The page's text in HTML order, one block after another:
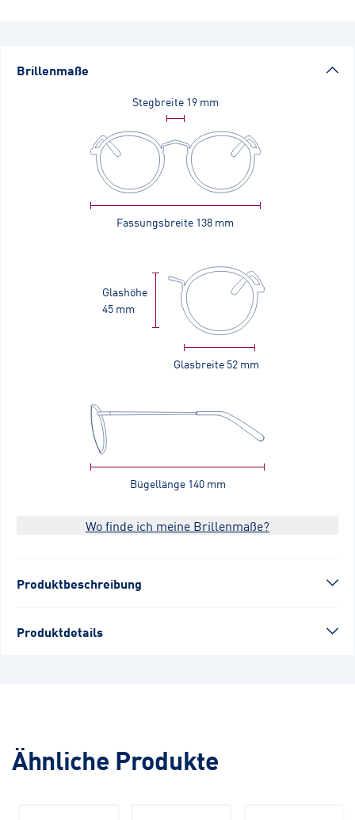
Brillenmaße
Stegbreite 19 mm
Fassungsbreite 138 mm
Glasbreite 52 mm
Glashöhe
45 mm
Bügellänge 140 mm
Wo finde ich meine Brillenmaße?
Produktbeschreibung
Produktdetails
Ähnliche Produkte